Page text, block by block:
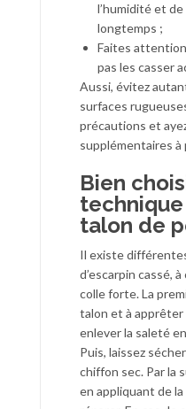
l’humidité et
longtemps ;
Faites
pas les casser
Aussi, évitez
surfaces
précautions et
supplémentaires à
Bien
talon de
Il existe
d’escarpin cassé,
colle forte. La
talon et à apprêter
enlever la saleté
Puis, laissez
chiffon sec. Par la
en appliquant de